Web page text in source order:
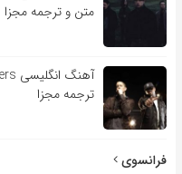
متن و ترجمه مجزا
ترجمه مجزا
فرانسوی